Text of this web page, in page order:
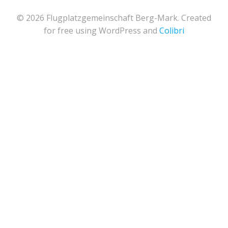
© 2026 Flugplatzgemeinschaft Berg-Mark. Created
for free using WordPress and Colibri